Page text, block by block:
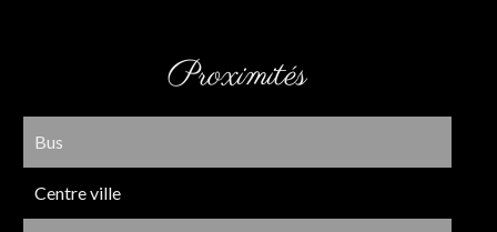
Proximités
Bus
Centre ville